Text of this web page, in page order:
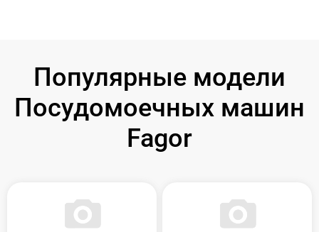
Популярные модели
Посудомоечных машин
Fagor